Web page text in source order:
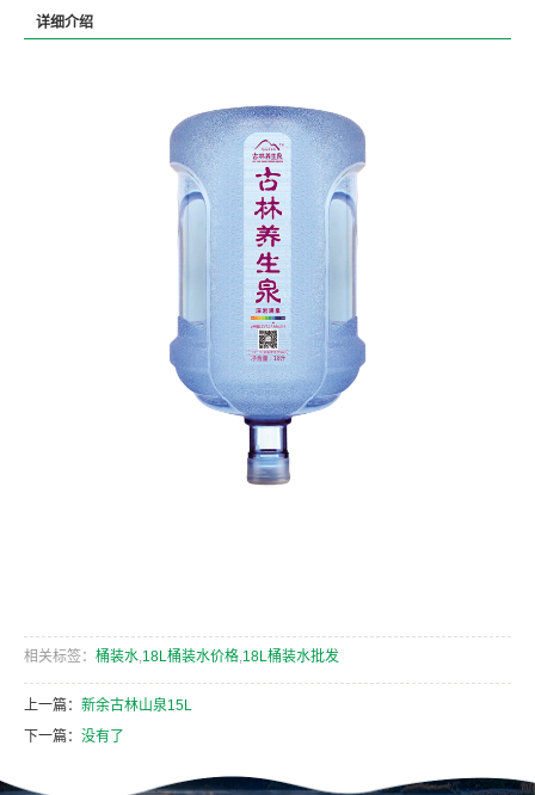
详细介绍
相关标签： 桶装水,18L桶装水价格,18L桶装水批发
上一篇： 新余古林山泉15L
下一篇： 没有了